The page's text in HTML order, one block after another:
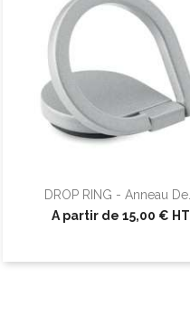
DROP RING - Anneau De...
A partir de 15,00 € HT